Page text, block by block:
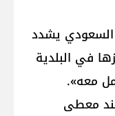
السعودي يشدد
في البلدية
معه».
معطى